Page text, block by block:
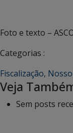
Foto e texto –
Categorias :
Fiscalização,
Veja
Sem posts